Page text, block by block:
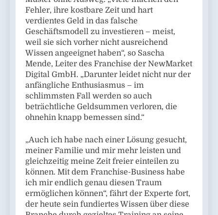
Fehler, ihre kostbare Zeit und hart
verdientes Geld in das falsche
Geschäftsmodell zu investieren – meist,
weil sie sich vorher nicht ausreichend
Wissen angeeignet haben“, so Sascha
Mende, Leiter des Franchise der NewMarket
Digital GmbH. „Darunter leidet nicht nur der
anfängliche Enthusiasmus – im
schlimmsten Fall werden so auch
beträchtliche Geldsummen verloren, die
ohnehin knapp bemessen sind.“
„Auch ich habe nach einer Lösung gesucht,
meiner Familie und mir mehr leisten und
gleichzeitig meine Zeit freier einteilen zu
können. Mit dem Franchise-Business habe
ich mir endlich genau diesen Traum
ermöglichen können“, fährt der Experte fort,
der heute sein fundiertes Wissen über diese